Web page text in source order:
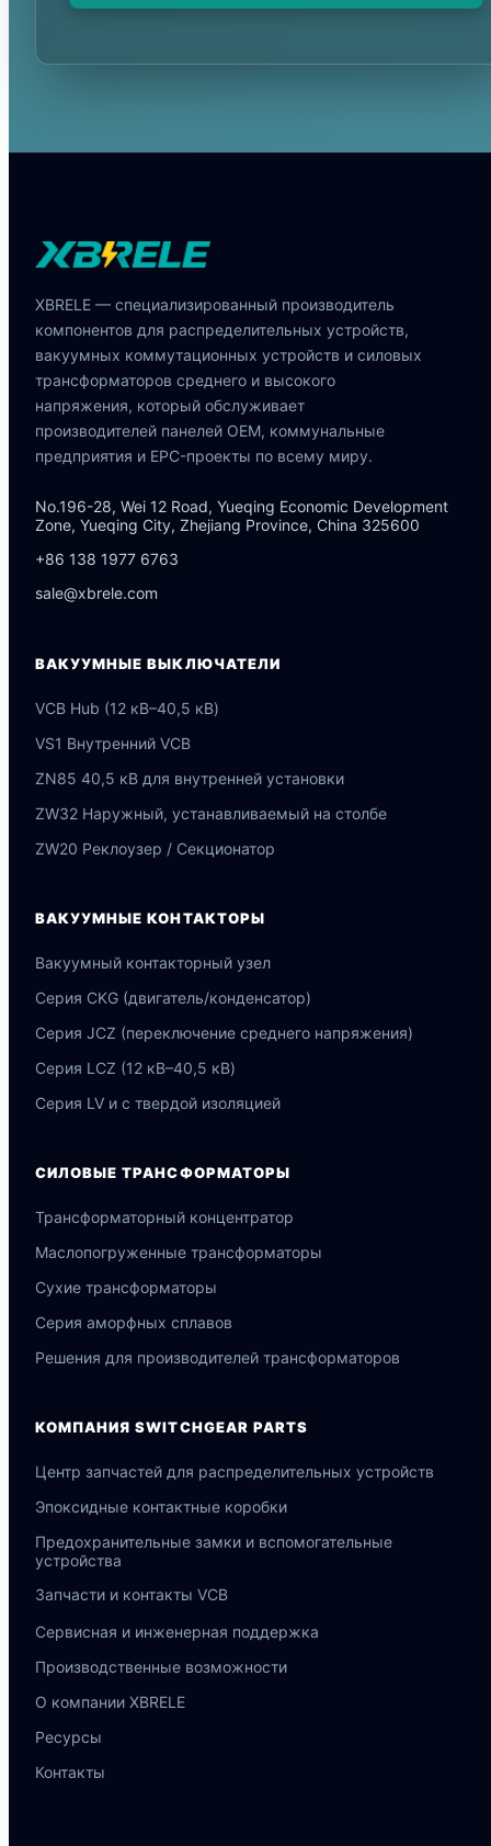
XBRELE — специализированный производитель
компонентов для распределительных устройств,
вакуумных коммутационных устройств и силовых
трансформаторов среднего и высокого
напряжения, который обслуживает
производителей панелей OEM, коммунальные
предприятия и EPC-проекты по всему миру.
No.196-28, Wei 12 Road, Yueqing Economic Development
Zone, Yueqing City, Zhejiang Province, China 325600
+86 138 1977 6763
sale@xbrele.com
ВАКУУМНЫЕ ВЫКЛЮЧАТЕЛИ
VCB Hub (12 кВ–40,5 кВ)
VS1 Внутренний VCB
ZN85 40,5 кВ для внутренней установки
ZW32 Наружный, устанавливаемый на столбе
ZW20 Реклоузер / Секционатор
ВАКУУМНЫЕ КОНТАКТОРЫ
Вакуумный контакторный узел
Серия CKG (двигатель/конденсатор)
Серия JCZ (переключение среднего напряжения)
Серия LCZ (12 кВ–40,5 кВ)
Серия LV и с твердой изоляцией
СИЛОВЫЕ ТРАНСФОРМАТОРЫ
Трансформаторный концентратор
Маслопогруженные трансформаторы
Сухие трансформаторы
Серия аморфных сплавов
Решения для производителей трансформаторов
КОМПАНИЯ SWITCHGEAR PARTS
Центр запчастей для распределительных устройств
Эпоксидные контактные коробки
Предохранительные замки и вспомогательные
устройства
Запчасти и контакты VCB
Сервисная и инженерная поддержка
Производственные возможности
О компании XBRELE
Ресурсы
Контакты
Português do Brasil